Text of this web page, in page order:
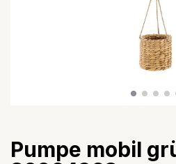
Pumpe mobil